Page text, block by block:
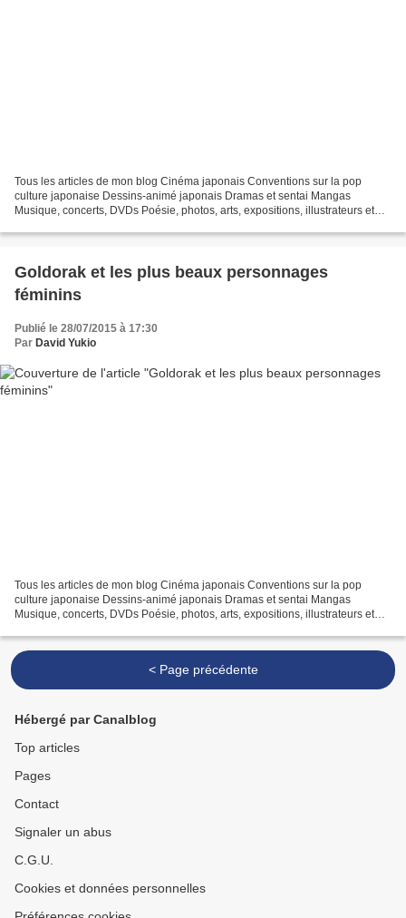
Tous les articles de mon blog Cinéma japonais Conventions sur la pop
culture japonaise Dessins-animé japonais Dramas et sentai Mangas
Musique, concerts, DVDs Poésie, photos, arts, expositions, illustrateurs et
Goldorak et les plus beaux personnages
féminins
Publié le 28/07/2015 à 17:30
Par David Yukio
Tous les articles de mon blog Cinéma japonais Conventions sur la pop
culture japonaise Dessins-animé japonais Dramas et sentai Mangas
Musique, concerts, DVDs Poésie, photos, arts, expositions, illustrateurs et
< Page précédente
Hébergé par Canalblog
Top articles
Pages
Contact
Signaler un abus
C.G.U.
Cookies et données personnelles